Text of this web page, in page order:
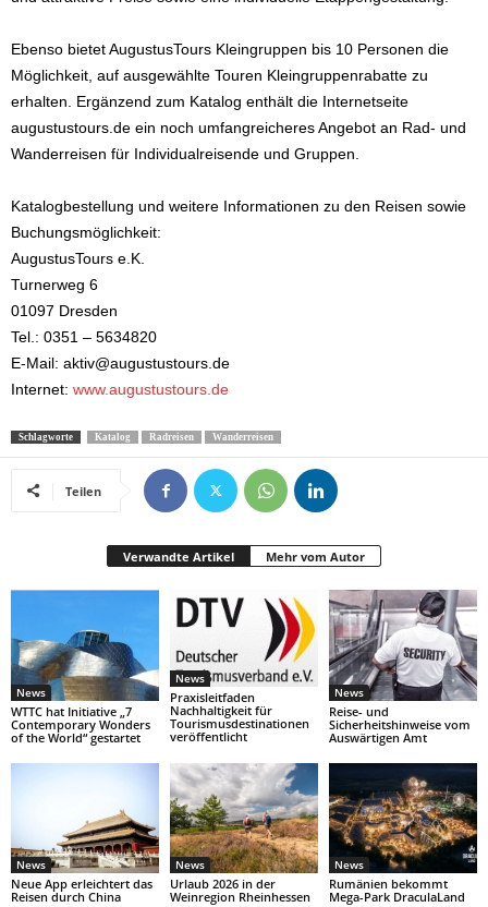
Ebenso bietet AugustusTours Kleingruppen bis 10 Personen die
Möglichkeit, auf ausgewählte Touren Kleingruppenrabatte zu
erhalten. Ergänzend zum Katalog enthält die Internetseite
augustustours.de ein noch umfangreicheres Angebot an Rad- und
Wanderreisen für Individualreisende und Gruppen.
Katalogbestellung und weitere Informationen zu den Reisen sowie
Buchungsmöglichkeit:
AugustusTours e.K.
Turnerweg 6
01097 Dresden
Tel.: 0351 – 5634820
E-Mail: aktiv@augustustours.de
Internet: www.augustustours.de
Schlagworte Katalog Radreisen Wanderreisen
Teilen
Verwandte Artikel Mehr vom Autor
News
WTTC hat Initiative „7
Contemporary Wonders
of the World“ gestartet
News
Praxisleitfaden
Nachhaltigkeit für
Tourismusdestinationen
veröffentlicht
News
Reise- und
Sicherheitshinweise vom
Auswärtigen Amt
News
Neue App erleichtert das
Reisen durch China
News
Urlaub 2026 in der
Weinregion Rheinhessen
News
Rumänien bekommt
Mega-Park DraculaLand